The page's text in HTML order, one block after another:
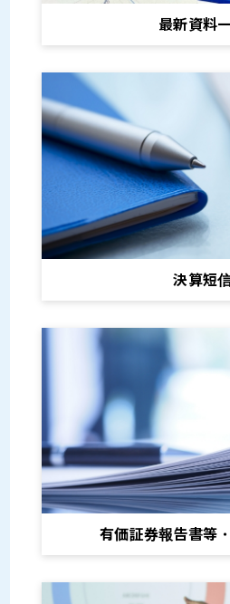
最新資料
決算短
有価証券報告書等